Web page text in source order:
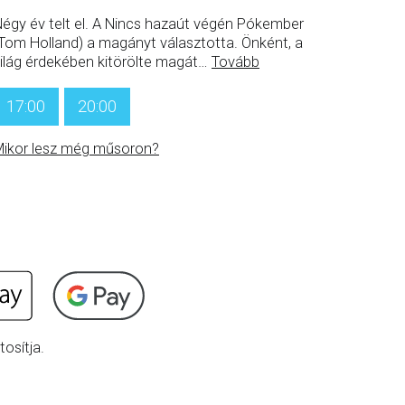
év telt el. A Nincs hazaút végén Pókember
Holland) a magányt választotta. Önként, a
érdekében kitörölte magát… Tovább
17:00 20:00
lesz még műsoron?